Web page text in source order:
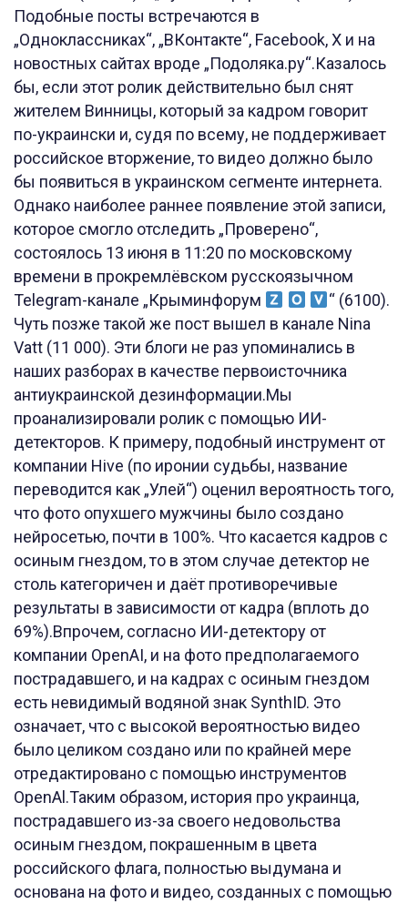
Подобные посты встречаются в
„Одноклассниках“, „ВКонтакте“, Facebook, X и на
новостных сайтах вроде „Подоляка.ру“.Казалось
бы, если этот ролик действительно был снят
жителем Винницы, который за кадром говорит
по-украински и, судя по всему, не поддерживает
российское вторжение, то видео должно было
бы появиться в украинском сегменте интернета.
Однако наиболее раннее появление этой записи,
которое смогло отследить „Проверено“,
состоялось 13 июня в 11:20 по московскому
времени в прокремлёвском русскоязычном
Telegram-канале „Крыминфорум
“ (6100).
Чуть позже такой же пост вышел в канале Nina
Vatt (11 000). Эти блоги не раз упоминались в
наших разборах в качестве первоисточника
антиукраинской дезинформации.Мы
проанализировали ролик с помощью ИИ-
детекторов. К примеру, подобный инструмент от
компании Hive (по иронии судьбы, название
переводится как „Улей“) оценил вероятность того,
что фото опухшего мужчины было создано
нейросетью, почти в 100%. Что касается кадров с
осиным гнездом, то в этом случае детектор не
столь категоричен и даёт противоречивые
результаты в зависимости от кадра (вплоть до
69%).Впрочем, согласно ИИ-детектору от
компании OpenAI, и на фото предполагаемого
пострадавшего, и на кадрах с осиным гнездом
есть невидимый водяной знак SynthID. Это
означает, что с высокой вероятностью видео
было целиком создано или по крайней мере
отредактировано с помощью инструментов
OpenAl.Таким образом, история про украинца,
пострадавшего из-за своего недовольства
осиным гнездом, покрашенным в цвета
российского флага, полностью выдумана и
основана на фото и видео, созданных с помощью